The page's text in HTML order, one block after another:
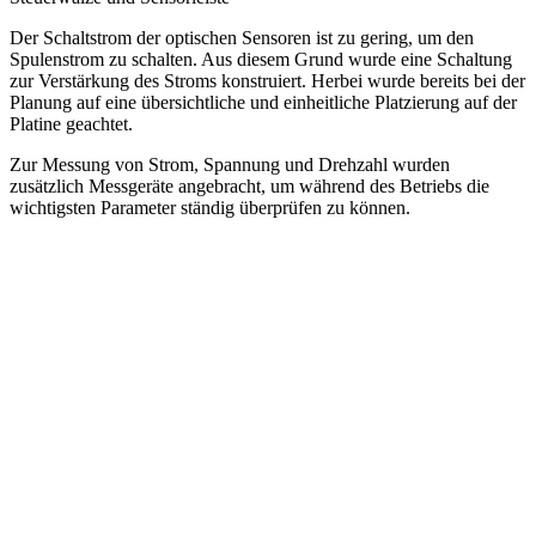
Der Schaltstrom der optischen Sensoren ist zu gering, um den
Spulenstrom zu schalten. Aus diesem Grund wurde eine Schaltung
zur Verstärkung des Stroms konstruiert. Herbei wurde bereits bei der
Planung auf eine übersichtliche und einheitliche Platzierung auf der
Platine geachtet.
Zur Messung von Strom, Spannung und Drehzahl wurden
zusätzlich Messgeräte angebracht, um während des Betriebs die
wichtigsten Parameter ständig überprüfen zu können.